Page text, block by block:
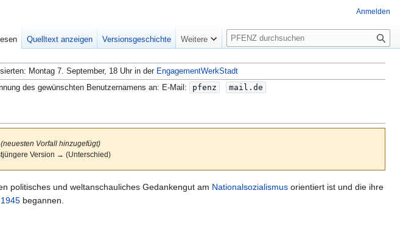
Montag 7. September, 18 Uhr in der EngagementWerkStadt
des gewünschten Benutzernamens an: E-Mail:
pfenz mail.de
(neuesten Vorfall hinzugefügt)
Version → (Unterschied)
politisches und weltanschauliches Gedankengut am Nationalsozialismus orientiert ist und die ihre
1945 begannen.
Anmelden
Quelltext anzeigen Versionsgeschichte Weitere
S
u
c
h
e